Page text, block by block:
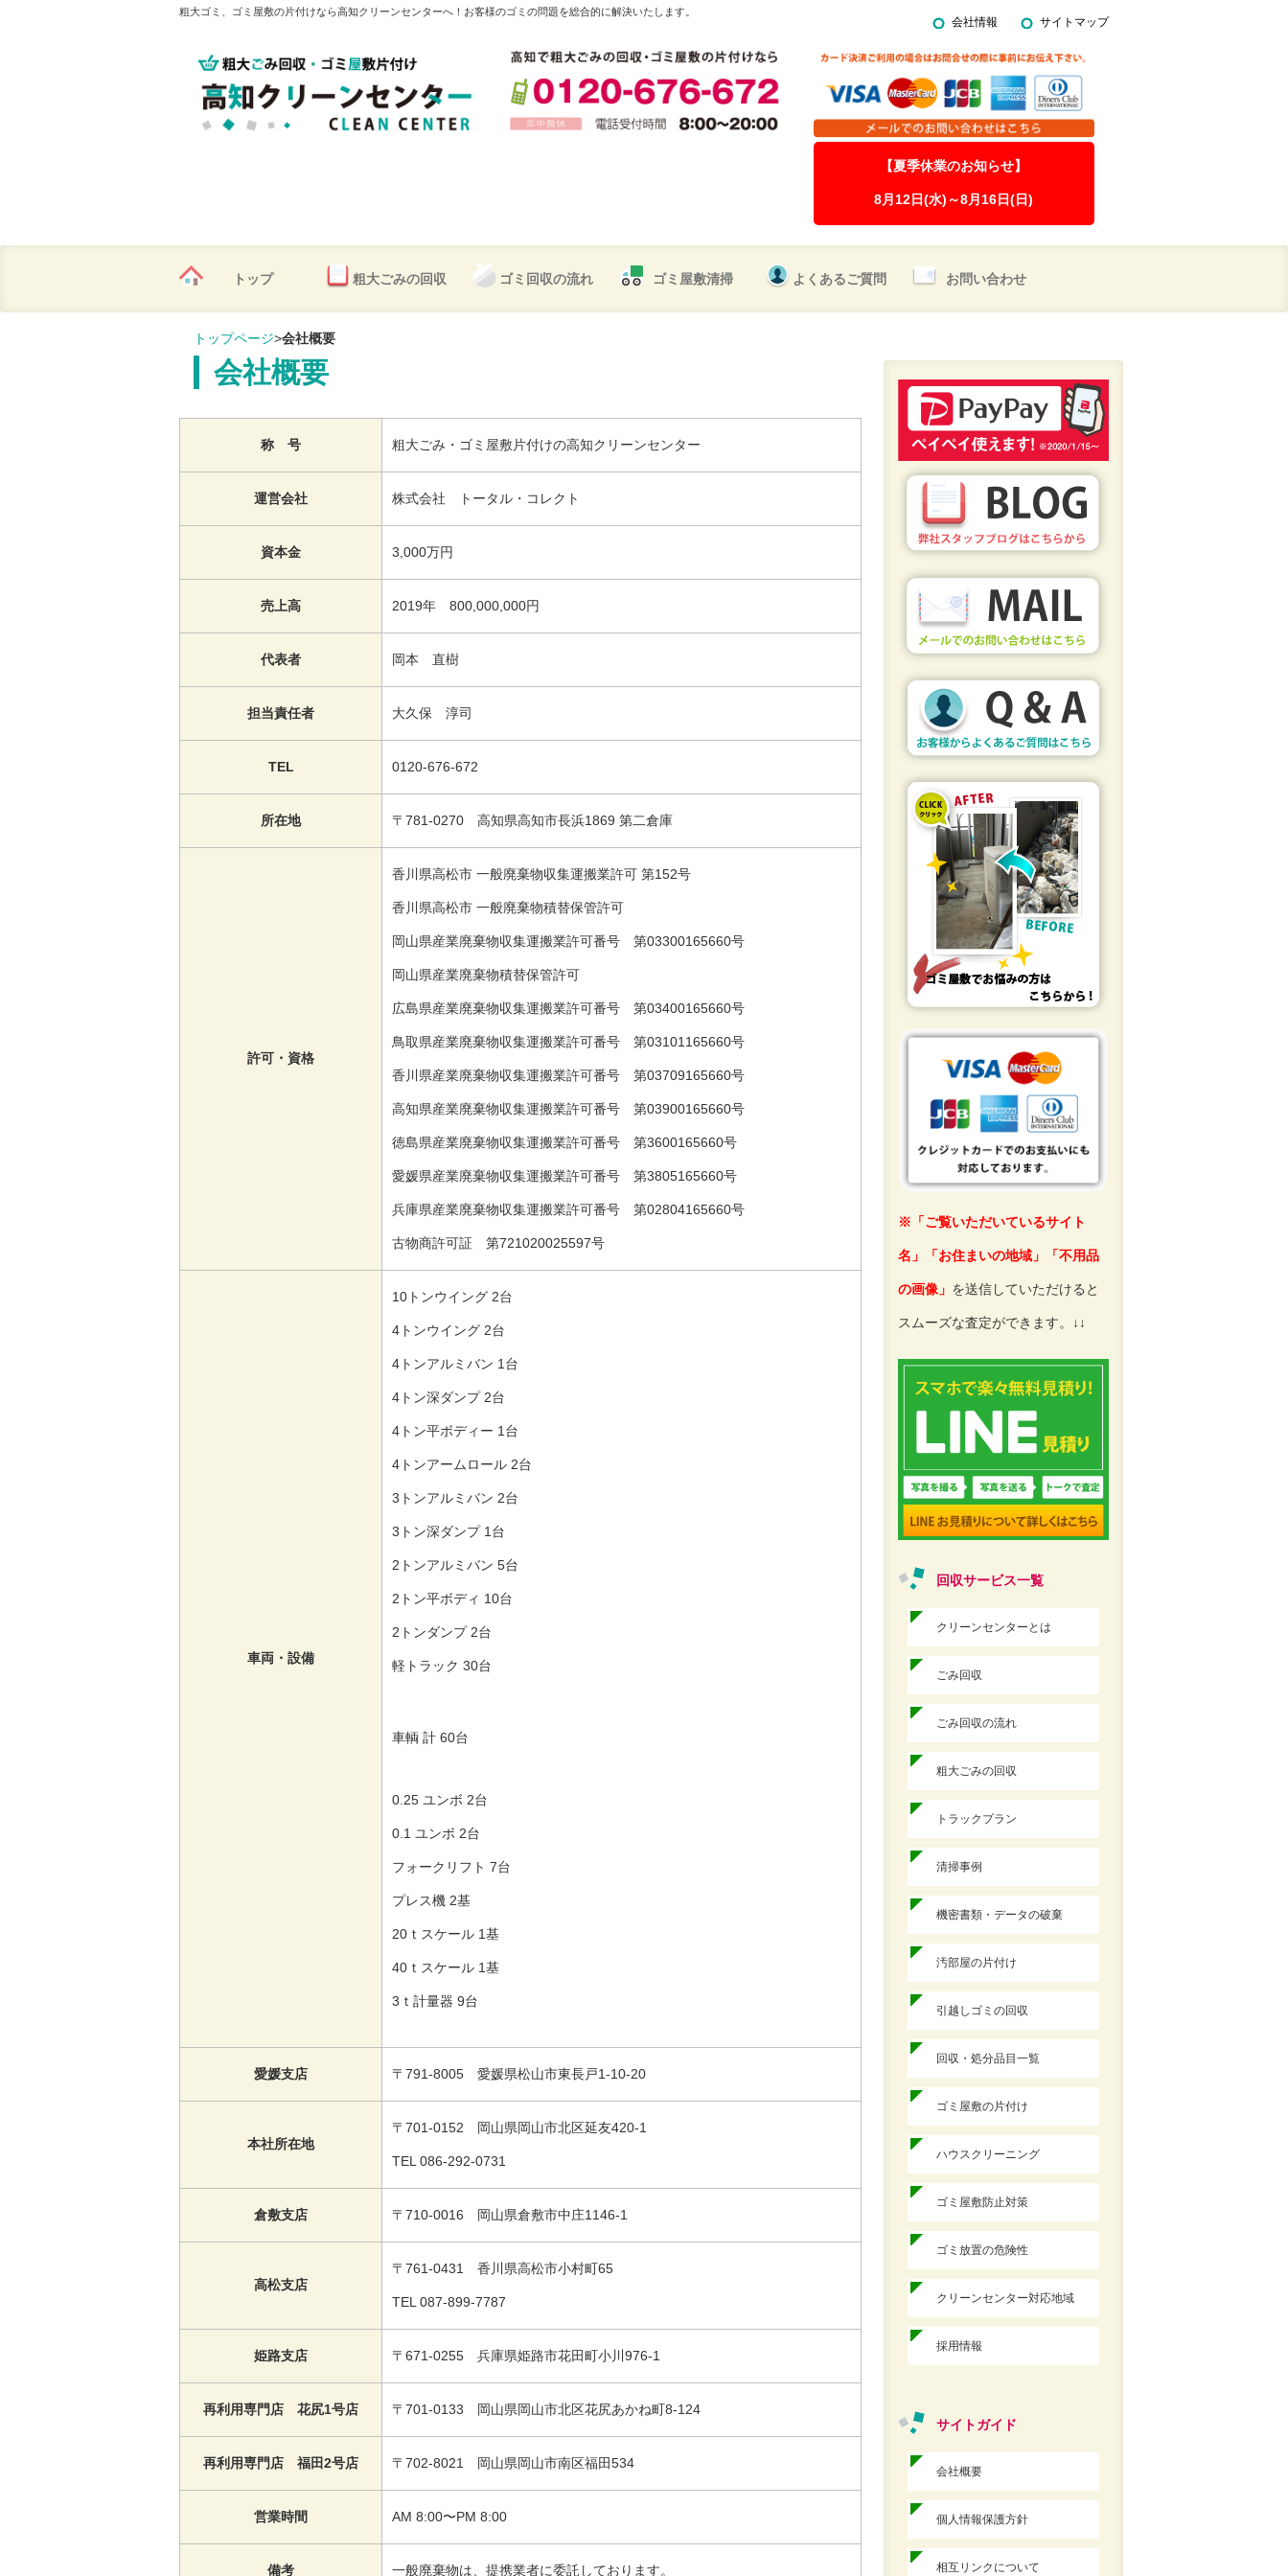
粗大ゴミ、ゴミ屋敷の片付けなら高知クリーンセンターへ！お客様のゴミの問題を総合的に解決いたします。
会社情報 サイトマップ
【夏季休業のお知らせ】
8月12日(水)～8月16日(日)
トップ 粗大ごみの回収 ゴミ回収の流れ ゴミ屋敷清掃 よくあるご質問 お問い合わせ
トップページ>会社概要
会社概要
称 号 粗大ごみ・ゴミ屋敷片付けの高知クリーンセンター
運営会社 株式会社 トータル・コレクト
資本金 3,000万円
売上高 2019年 800,000,000円
代表者 岡本 直樹
担当責任者 大久保 淳司
TEL 0120-676-672
所在地 〒781-0270 高知県高知市長浜1869 第二倉庫
許可・資格
香川県高松市 一般廃棄物収集運搬業許可 第152号
香川県高松市 一般廃棄物積替保管許可
岡山県産業廃棄物収集運搬業許可番号 第03300165660号
岡山県産業廃棄物積替保管許可
広島県産業廃棄物収集運搬業許可番号 第03400165660号
鳥取県産業廃棄物収集運搬業許可番号 第03101165660号
香川県産業廃棄物収集運搬業許可番号 第03709165660号
高知県産業廃棄物収集運搬業許可番号 第03900165660号
徳島県産業廃棄物収集運搬業許可番号 第3600165660号
愛媛県産業廃棄物収集運搬業許可番号 第3805165660号
兵庫県産業廃棄物収集運搬業許可番号 第02804165660号
古物商許可証 第721020025597号
車両・設備
10トンウイング 2台
4トンウイング 2台
4トンアルミバン 1台
4トン深ダンプ 2台
4トン平ボディー 1台
4トンアームロール 2台
3トンアルミバン 2台
3トン深ダンプ 1台
2トンアルミバン 5台
2トン平ボディ 10台
2トンダンプ 2台
軽トラック 30台
車輌 計 60台
0.25 ユンボ 2台
0.1 ユンボ 2台
フォークリフト 7台
プレス機 2基
20ｔスケール 1基
40ｔスケール 1基
3ｔ計量器 9台
愛媛支店 〒791-8005 愛媛県松山市東長戸1-10-20
本社所在地
〒701-0152 岡山県岡山市北区延友420-1
TEL 086-292-0731
倉敷支店 〒710-0016 岡山県倉敷市中庄1146-1
高松支店
〒761-0431 香川県高松市小村町65
TEL 087-899-7787
姫路支店 〒671-0255 兵庫県姫路市花田町小川976-1
再利用専門店 花尻1号店 〒701-0133 岡山県岡山市北区花尻あかね町8-124
再利用専門店 福田2号店 〒702-8021 岡山県岡山市南区福田534
営業時間 AM 8:00〜PM 8:00
備考 一般廃棄物は、提携業者に委託しております。
※「ご覧いただいているサイト
名」「お住まいの地域」「不用品
の画像」 を送信していただけると
スムーズな査定ができます。↓↓
回収サービス一覧
クリーンセンターとは
ごみ回収
ごみ回収の流れ
粗大ごみの回収
トラックプラン
清掃事例
機密書類・データの破棄
汚部屋の片付け
引越しゴミの回収
回収・処分品目一覧
ゴミ屋敷の片付け
ハウスクリーニング
ゴミ屋敷防止対策
ゴミ放置の危険性
クリーンセンター対応地域
採用情報
サイトガイド
会社概要
個人情報保護方針
相互リンクについて